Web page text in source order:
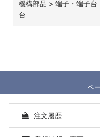
機構部品 >端子・端子台
台
ペ
注文履歴